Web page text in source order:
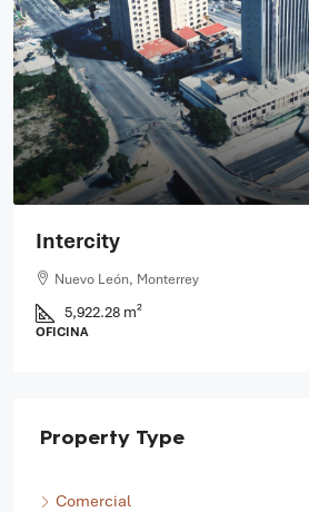
Intercity
Nuevo León, Monterrey
5,922.28 m²
OFICINA
Property Type
Comercial